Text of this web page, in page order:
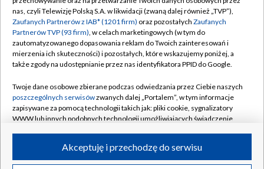
Emisja w TVP
Centrum informacji TVP
Naziemna Telewizja Cyfrowa
Rada Programowa
System NOS
Informacje o nadawcy
Program dla prasy
Regulamin TVP
Polityka prywatności
Moje zgody
Pomoc
Kontakt
Kanały
©2026 Telewizja Polska S.A. w likwidacji
nas, czyli Telewizję Polską S.A. w likwidacji (zwaną dalej również „TVP”),
Zaufanych Partnerów z IAB* (1201 firm) oraz pozostałych Zaufanych
Partnerów TVP (93 firm), w celach marketingowych (w tym do
zautomatyzowanego dopasowania reklam do Twoich zainteresowań i
mierzenia ich skuteczności) i pozostałych, które wskazujemy poniżej, a
także zgody na udostępnianie przez nas identyfikatora PPID do Google.
Twoje dane osobowe zbierane podczas odwiedzania przez Ciebie naszych
poszczególnych serwisówzwanych dalej „Portalem”, w tym informacje
zapisywane za pomocą technologii takich jak: pliki cookie, sygnalizatory
WWW lub innych podobnych technologii umożliwiających świadczenie
ruchu w Internecie.Akceptuję i przechodzę do serwisu